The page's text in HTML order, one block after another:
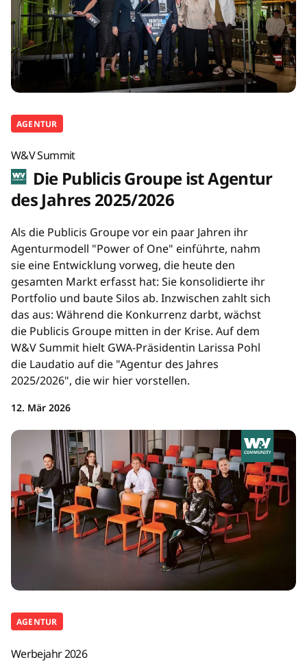
AGENTUR
W&V Summit
Die Publicis Groupe ist Agentur
des Jahres 2025/2026
Als die Publicis Groupe vor ein paar Jahren ihr
Agenturmodell "Power of One" einführte, nahm
sie eine Entwicklung vorweg, die heute den
gesamten Markt erfasst hat: Sie konsolidierte ihr
Portfolio und baute Silos ab. Inzwischen zahlt sich
das aus: Während die Konkurrenz darbt, wächst
die Publicis Groupe mitten in der Krise. Auf dem
W&V Summit hielt GWA-Präsidentin Larissa Pohl
die Laudatio auf die "Agentur des Jahres
2025/2026", die wir hier vorstellen.
12. Mär 2026
AGENTUR
Werbejahr 2026